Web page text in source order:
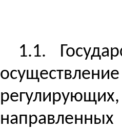
1.1.